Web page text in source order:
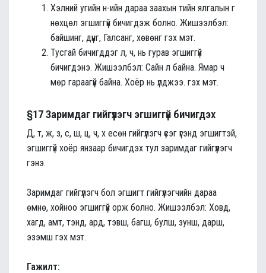
Хэлний угийн н-ийн дараа заахын тийн ялгалын г
нөхцөл эгшиггүй бичигдэж болно. Жишээлбэл:
байшинг, дүнг, Галсанг, хөвөнг гэх мэт.
Тусгай бичигддэг л, ч, нь гурав эгшиггүй
бичигдэнэ. Жишээлбэл: Сайн л байна. Ямар ч
мөр гараагүй байна. Хоёр нь үлджээ. гэх мэт.
§17 Заримдаг гийгүүлэгч эгшиггүй бичигдэх
Д, т, ж, з, с, ш, ц, ч, х есөн гийгүүлэгч үсэг үгэнд эгшигтэй,
эгшиггүй хоёр янзаар бичигдэх тул заримдаг гийгүүлэгч
гэнэ.
Заримдаг гийгүүлэгч бол эгшигт гийгүүлэгчийн дараа
өмнө, хойноо эгшиггүй орж болно. Жишээлбэл: Ховд,
хагд, амт, тэнд, ард, тэвш, багш, булш, зунш, дарш,
эзэмш гэх мэт.
Гажилт: